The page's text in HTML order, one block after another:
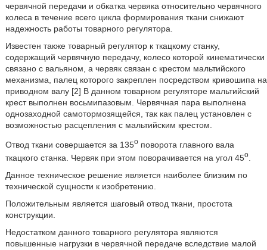
червячной передачи и обкатка червяка относительно червячного
колеса в течение всего цикла формирования ткани снижают
надежность работы товарного регулятора.
Известен также товарный регулятор к ткацкому станку,
содержащий червячную передачу, колесо которой кинематически
связано с вальяном, а червяк связан с крестом мальтийского
механизма, палец которого закреплен посредством кривошипа на
приводном валу [2] В данном товарном регуляторе мальтийский
крест выполнен восьмипазовым. Червячная пара выполнена
однозаходной самотормозящейся, так как палец установлен с
возможностью расцепления с мальтийским крестом.
Отвод ткани совершается за 135oповорота главного вала
ткацкого станка. Червяк при этом поворачивается на угол 45o.
Данное техническое решение является наиболее близким по
технической сущности к изобретению.
Положительным является шаговый отвод ткани, простота
конструкции.
Недостатком данного товарного регулятора являются
повышенные нагрузки в червячной передаче вследствие малой